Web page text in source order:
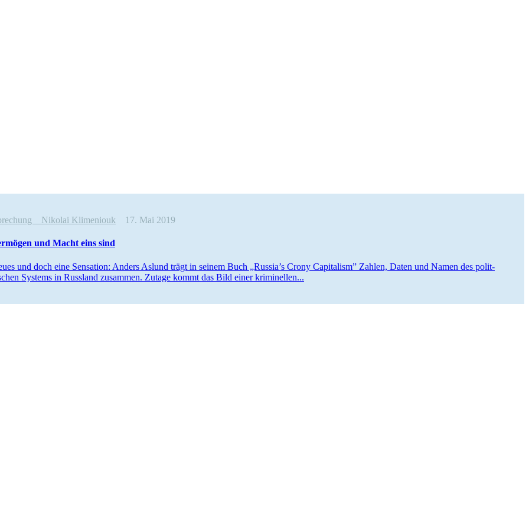
Nikolai Klimeniouk 17. Mai 2019
und Macht eins sind
und doch eine Sensation: Anders Aslund trägt in seinem Buch „Russia’s Crony Capitalism” Zahlen, Daten und Namen des polit­
Systems in Russland zusammen. Zutage kommt das Bild einer kriminellen...